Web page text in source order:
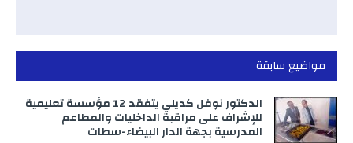
مواضيع سابقة
الدكتور نوفل كديلي يتفقد 12 مؤسسة تعليمية
للإشراف على مراقبة الداخليات والمطاعم
المدرسية بجهة الدار البيضاء-سطات